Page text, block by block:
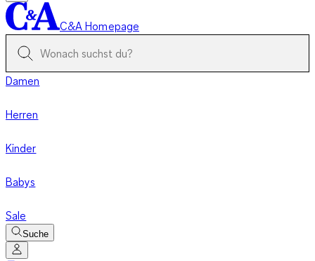
C&A Homepage
Damen
Herren
Kinder
Babys
Sale
Suche